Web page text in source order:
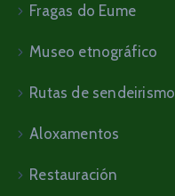
Fragas do Eume
Museo etnográfico
Rutas de sendeirismo
Aloxamentos
Restauración